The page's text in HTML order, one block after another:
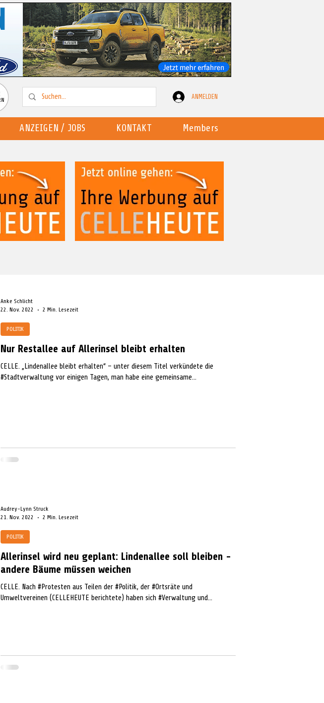
ANMELDEN
ANZEIGEN / JOBS KONTAKT Members
Nur Restallee auf Allerinsel bleibt erhalten
CELLE. „Lindenallee bleibt erhalten“ – unter diesem Titel verkündete die
#Stadtverwaltung vor einigen Tagen, man habe eine gemeinsame...
POLITIK
Anke Schlicht
22. Nov. 2022
2 Min. Lesezeit
Allerinsel wird neu geplant: Lindenallee soll bleiben -
andere Bäume müssen weichen
CELLE. Nach #Protesten aus Teilen der #Politik, der #Ortsräte und
Umweltvereinen (CELLEHEUTE berichtete) haben sich #Verwaltung und...
POLITIK
Audrey-Lynn Struck
21. Nov. 2022
2 Min. Lesezeit